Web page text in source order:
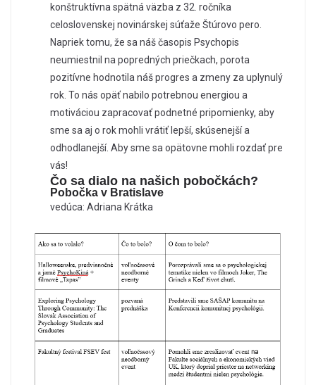
konštruktívna spätná väzba z 32. ročníka
celoslovenskej novinárskej súťaže Štúrovo pero.
Napriek tomu, že sa náš časopis Psychopis
neumiestnil na popredných priečkach, porota
pozitívne hodnotila náš progres a zmeny za uplynulý
rok. To nás opäť nabilo potrebnou energiou a
motiváciou zapracovať podnetné pripomienky, aby
sme sa aj o rok mohli vrátiť lepší, skúsenejší a
odhodlanejší. Aby sme sa opätovne mohli rozdať pre
vás!
Čo sa dialo na našich pobočkách?
Pobočka v Bratislave
vedúca: Adriana Krátka